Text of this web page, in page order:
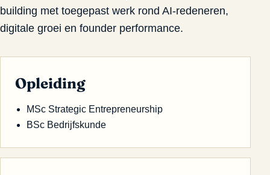
building met toegepast werk rond AI-redeneren,
digitale groei en founder performance.
Opleiding
MSc Strategic Entrepreneurship
BSc Bedrijfskunde